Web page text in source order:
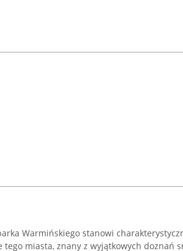
Warmińskiego stanowi
miasta, znany z wyjątkowych doznań